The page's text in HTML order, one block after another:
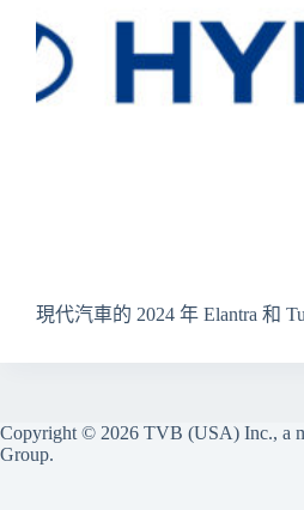
現代汽車的 2024 年 Elantra 和
Copyright © 2026 TVB (USA) Inc., a
Group.